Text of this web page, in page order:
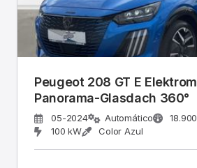
Peugeot 208 GT E
Panorama-Glasdach 360°
05-2024 Automático
100 kW
Color Azul